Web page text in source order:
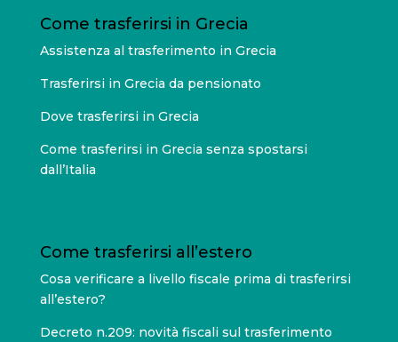
Come trasferirsi in Grecia
Assistenza al trasferimento in Grecia
Trasferirsi in Grecia da pensionato
Dove trasferirsi in Grecia
Come trasferirsi in Grecia senza spostarsi
dall’Italia
Come trasferirsi all’estero
Cosa verificare a livello fiscale prima di trasferirsi
all’estero?
Decreto n.209: novità fiscali sul trasferimento